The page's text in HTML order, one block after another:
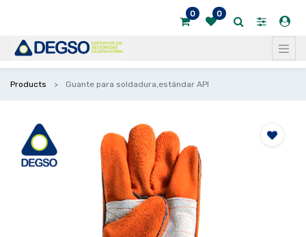
0 0
Products Guante para soldadura,estándar API